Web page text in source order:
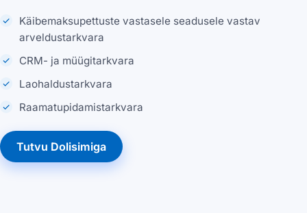
Käibemaksupettuste vastasele seadusele vastav
arveldustarkvara
CRM- ja müügitarkvara
Laohaldustarkvara
Raamatupidamistarkvara
Tutvu Dolisimiga